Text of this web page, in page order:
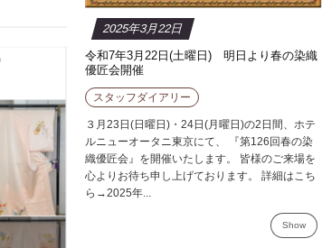
2025年3月22日
令和7年3月22日(土曜日) 明日より春の染織
優匠会開催
スタッフダイアリー
３月23日(日曜日)・24日(月曜日)の2日間、ホテ
ルニューオータニ東京にて、 『第126回春の染
織優匠会』を開催いたします。 皆様のご来場を
心よりお待ち申し上げております。 詳細はこち
ら→2025年...
Show